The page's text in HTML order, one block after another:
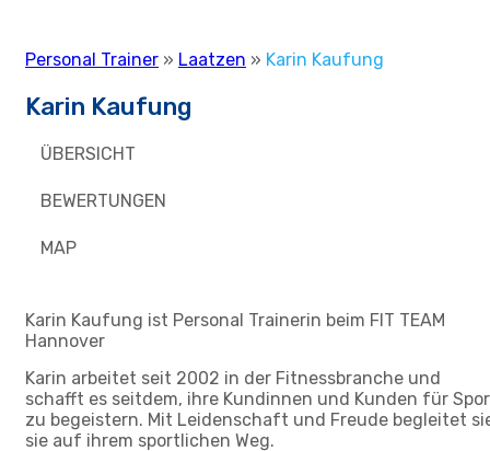
Personal Trainer » Laatzen » Karin Kaufung
Karin Kaufung
ÜBERSICHT
BEWERTUNGEN
MAP
Karin Kaufung ist Personal Trainerin beim FIT TEAM
Hannover
Karin arbeitet seit 2002 in der Fitnessbranche und
schafft es seitdem, ihre Kundinnen und Kunden für
zu begeistern. Mit Leidenschaft und Freude begleitet
sie auf ihrem sportlichen Weg.